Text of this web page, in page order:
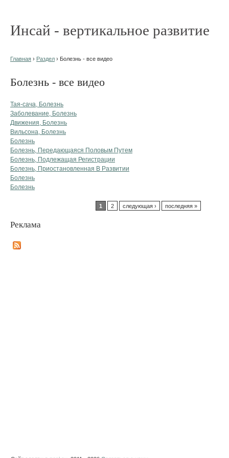
Инсай - вертикальное развитие
Главная › Раздел › Болезнь - все видео
Болезнь - все видео
Тая-сача, Болезнь
Заболевание, Болезнь
Движения, Болезнь
Вильсона, Болезнь
Болезнь
Болезнь, Передающаяся Половым Путем
Болезнь, Подлежащая Регистрации
Болезнь, Приостановленная В Развитии
Болезнь
Болезнь
1 2 следующая › последняя »
Реклама